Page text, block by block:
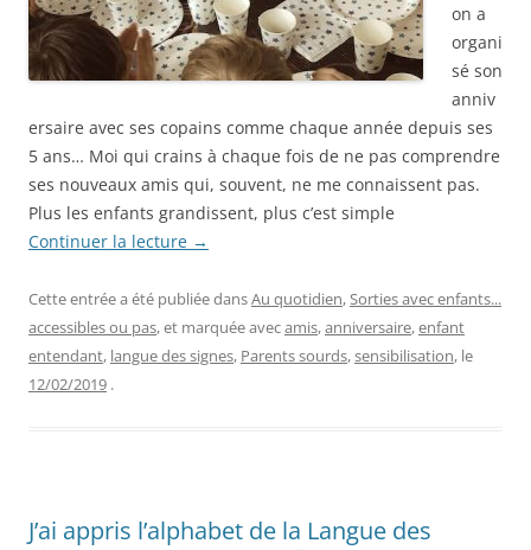
on a
organi
sé son
anniv
ersaire avec ses copains comme chaque année depuis ses
5 ans… Moi qui crains à chaque fois de ne pas comprendre
ses nouveaux amis qui, souvent, ne me connaissent pas.
Plus les enfants grandissent, plus c’est simple
Continuer la lecture →
Cette entrée a été publiée dansAu quotidien,Sorties avec enfants...
accessibles ou pas, et marquée avecamis,anniversaire,enfant
entendant, langue des signes, Parents sourds,sensibilisation, le
12/02/2019 .
J’ai appris l’alphabet de la Langue des